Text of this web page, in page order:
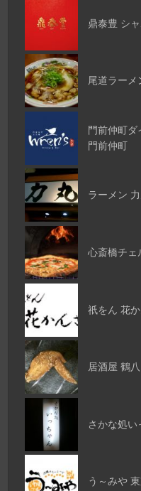
鼎泰豊 シ
尾道ラー
門前仲町ダ
門前仲町
ラーメン
心斎橋チェ
祇をん 花
居酒屋 鶴
さかな処
う～みや